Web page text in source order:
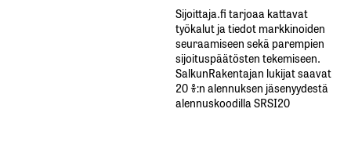
Sijoittaja.fi tarjoaa kattavat
työkalut ja tiedot markkinoiden
seuraamiseen sekä parempien
sijoituspäätösten tekemiseen.
SalkunRakentajan lukijat saavat
20 %:n alennuksen jäsenyydestä
alennuskoodilla SRSI20